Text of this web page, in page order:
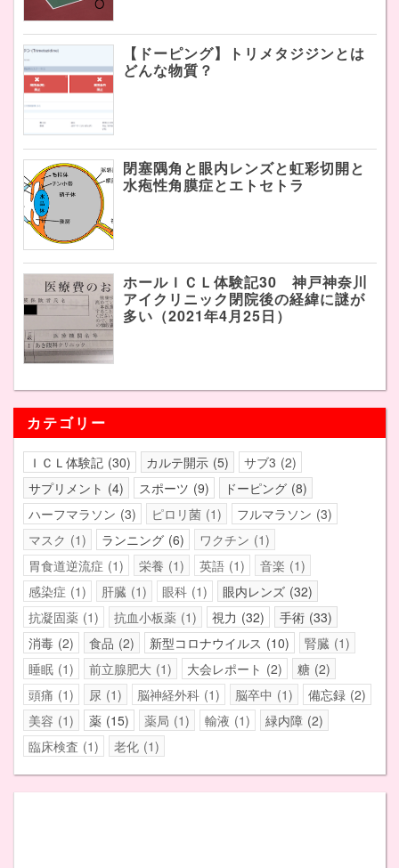
【ドーピング】トリメタジジンとは
どんな物質？
閉塞隅角と眼内レンズと虹彩切開と
水疱性角膜症とエトセトラ
ホールＩＣＬ体験記30 神戸神奈川
アイクリニック閉院後の経緯に謎が
多い（2021年4月25日）
カテゴリー
ＩＣＬ体験記 30 カルテ開示 5 サブ3 2
サプリメント
4 スポーツ 9 ドーピング 8
ハーフマラソン 3 ピロリ菌 1 フルマラソン 3
マスク
1 ランニング 6 ワクチン 1
胃食道逆流症 1 栄養 1 英語 1 音楽 1
感染症 1 肝臓 1 眼科 1 眼内レンズ 32
抗凝固薬 1 抗血小板薬 1 視力 32 手術 33
消毒 2 食品 2 新型コロナウイルス 10 腎臓 1
睡眠 1 前立腺肥大 1 大会レポート 2 糖 2
頭痛 1 尿 1 脳神経外科 1 脳卒中 1 備忘録 2
美容 1 薬 15 薬局 1 輸液 1 緑内障 2
臨床検査 1 老化 1